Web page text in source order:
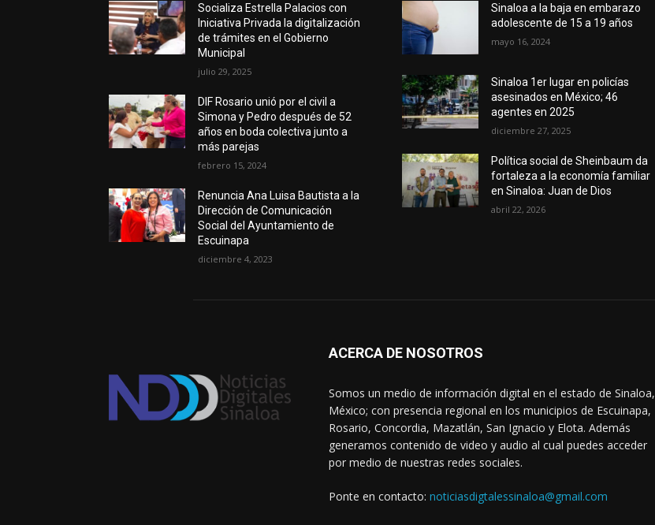
Socializa Estrella Palacios con
Iniciativa Privada la digitalización
de trámites en el Gobierno
Municipal
julio 29, 2025
DIF Rosario unió por el civil a
Simona y Pedro después de 52
años en boda colectiva junto a
más parejas
febrero 15, 2024
Renuncia Ana Luisa Bautista a la
Dirección de Comunicación
Social del Ayuntamiento de
Escuinapa
diciembre 4, 2023
Sinaloa a la baja en embarazo
adolescente de 15 a 19 años
mayo 16, 2024
Sinaloa 1er lugar en policías
asesinados en México; 46
agentes en 2025
diciembre 27, 2025
Política social de Sheinbaum da
fortaleza a la economía familiar
en Sinaloa: Juan de Dios
abril 22, 2026
ACERCA DE NOSOTROS
Somos un medio de información digital en el estado de Sinaloa,
México; con presencia regional en los municipios de Escuinapa,
Rosario, Concordia, Mazatlán, San Ignacio y Elota. Además
generamos contenido de video y audio al cual puedes acceder
por medio de nuestras redes sociales.
Ponte en contacto: noticiasdigtalessinaloa@gmail.com